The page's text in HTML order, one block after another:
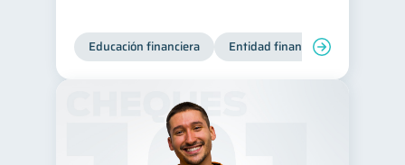
Educación financiera Entidad financiera